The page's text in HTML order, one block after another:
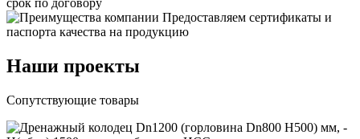
срок по договору
Предоставляем сертификаты и
паспорта качества на продукцию
Наши проекты
Сопутствующие товары